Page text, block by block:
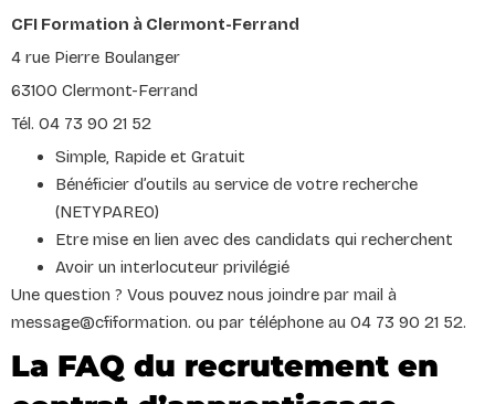
CFI Formation à Clermont-Ferrand
4 rue Pierre Boulanger
63100 Clermont-Ferrand
Tél. 04 73 90 21 52
Simple, Rapide et Gratuit
Bénéficier d’outils au service de votre recherche
(NETYPAREO)
Etre mise en lien avec des candidats qui recherchent
Avoir un interlocuteur privilégié
Une question ? Vous pouvez nous joindre par mail à
message@cfiformation. ou par téléphone au 04 73 90 21 52.
La FAQ du recrutement en